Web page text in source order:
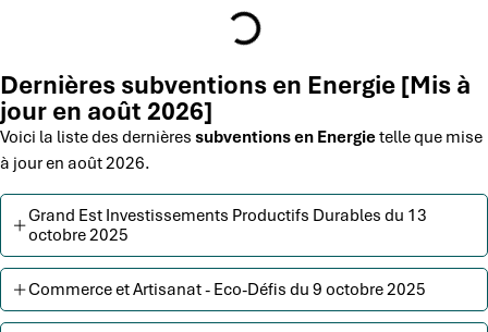
Dernières subventions en Energie [Mis à
jour en août 2026]
Voici la liste des dernières subventions en Energietelle que mise
à jour en août 2026.
Grand Est Investissements Productifs Durables du 13
octobre 2025
Commerce et Artisanat - Eco-Défis du 9 octobre 2025